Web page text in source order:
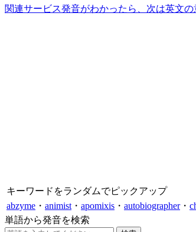
関連サービス発音がわかったら、次は英文
キーワードをランダムでピックアップ
abzyme ・ animist ・ apomixis ・ autobiographer・
単語から発音を検索